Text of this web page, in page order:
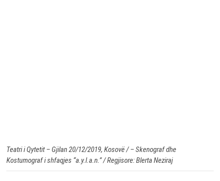
Teatri i Qytetit – Gjilan 20/12/2019, Kosovë / – Skenograf dhe
Kostumograf i shfaqjes “a.y.l.a.n.” / Regjisore: Blerta Neziraj